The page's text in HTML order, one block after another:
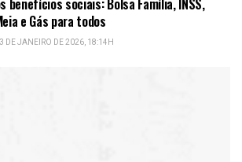
e Gás para todos
DE JANEIRO DE 2026, 18:14H